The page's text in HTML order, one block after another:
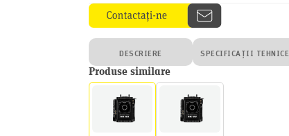
DESCRIERE SPECIFICAȚII TEHNICE
Produse similare